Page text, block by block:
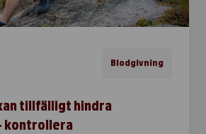
Blodgivning
tillfälligt hindra
kontrollera